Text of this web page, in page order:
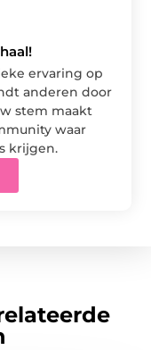
ervaring op
anderen door
stem maakt
waar
krijgen.